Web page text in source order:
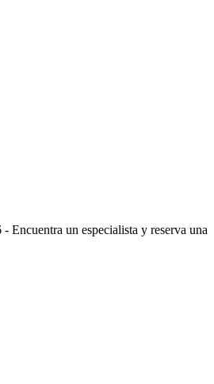
Encuentra un especialista y reserva una